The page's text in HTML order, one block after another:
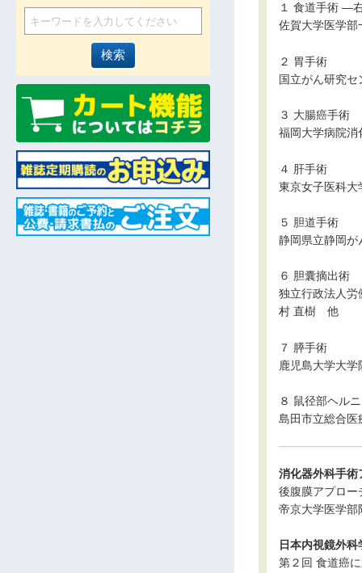
１ 食道手術 ―
佐賀大学医学
２ 胃手術
国立がん研究
３ 大腸癌手術
福岡大学病院
４ 肝手術
東京女子医科
５ 胆道手術
静岡県立静岡
６ 胆囊摘出術
独立行政法人労
村 直樹 他
７ 膵手術
鹿児島大学大
８ 鼠径部ヘル
島田市立総合
消化器外科手術
後腹膜アプロー
帝京大学医学部
日本内視鏡外
第２回 食道癌